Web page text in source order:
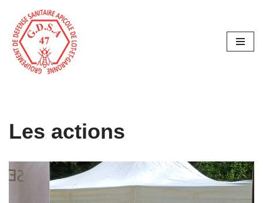
Aller
au
contenu
Les actions